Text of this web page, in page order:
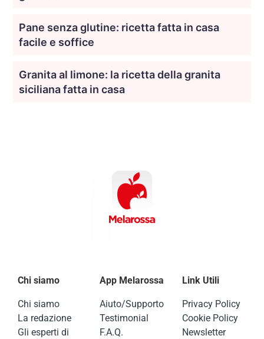
Pane senza glutine: ricetta fatta in casa
facile e soffice
Granita al limone: la ricetta della granita
siciliana fatta in casa
Chi siamo
Chi siamo
La redazione
Gli esperti di
App Melarossa
Aiuto/Supporto
Testimonial
F.A.Q.
Link Utili
Privacy Policy
Cookie Policy
Newsletter